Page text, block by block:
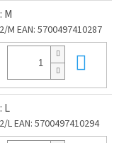
M
M EAN: 5700497410287
L
LEAN: 5700497410294